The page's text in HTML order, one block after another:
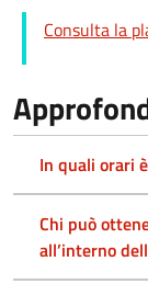
Consulta la
In quali orari
Chi può
all’interno